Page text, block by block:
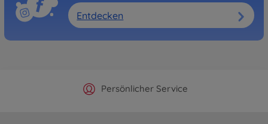
Entdecken
Offizieller Hersteller Shop
Persönlicher Service
Versandkostenfrei ab 25€
Schnelle Lieferung